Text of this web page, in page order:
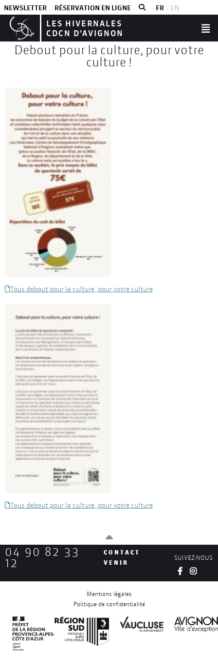
NEWSLETTER RÉSERVATION EN LIGNE FR EN
LES HIVERNALES
CDCN D’AVIGNON
Debout pour la culture, pour votre
culture !
Tous debout pour la culture, pour votre culture
Tous debout pour la culture, pour votre culture
04 90 82 33
12
CONTACT
VENIR
SUIVEZ-NOUS
Mentions légales
Politique de confidentialité